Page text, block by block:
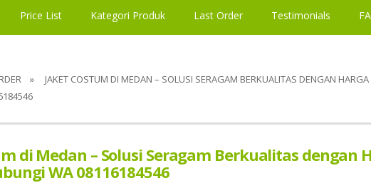
Price List Kategori Produk Last Order Testimonials
» JAKET COSTUM DI MEDAN – SOLUSI SERAGAM BERKUALITAS DENGAN HARGA
di Medan – Solusi Seragam Berkualitas dengan
WA 08116184546